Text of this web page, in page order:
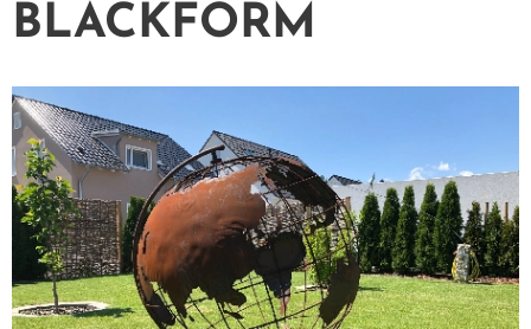
BLACKFORM